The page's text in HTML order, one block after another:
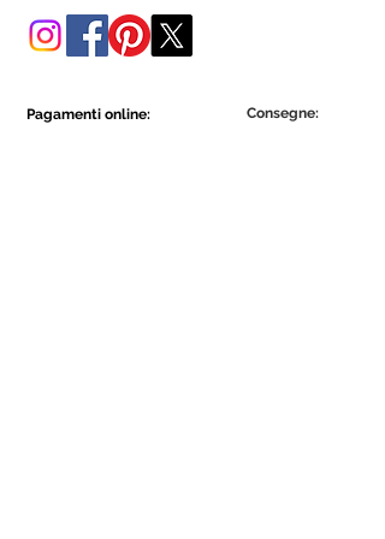
Pagamenti online: Consegne: